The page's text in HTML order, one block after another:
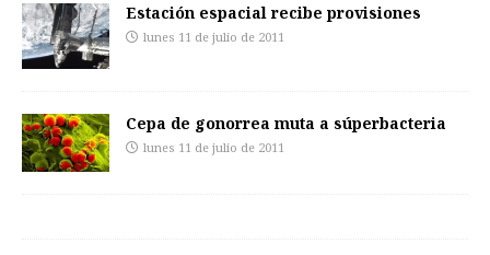
Estación espacial recibe provisiones
lunes 11 de julio de 2011
Cepa de gonorrea muta a súperbacteria
lunes 11 de julio de 2011